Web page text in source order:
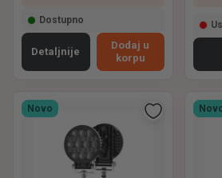
Dostupno
Detaljnije
Dodaj u
korpu
Novo